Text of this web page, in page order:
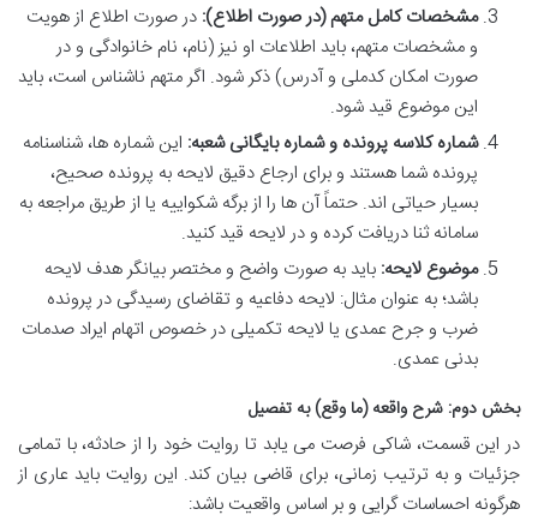
مشخصات کامل متهم (در صورت اطلاع): در صورت اطلاع از هویت
و مشخصات متهم، باید اطلاعات او نیز (نام، نام خانوادگی و در
صورت امکان کدملی و آدرس) ذکر شود. اگر متهم ناشناس است، باید
این موضوع قید شود.
شماره کلاسه پرونده و شماره بایگانی شعبه: این شماره ها، شناسنامه
پرونده شما هستند و برای ارجاع دقیق لایحه به پرونده صحیح،
بسیار حیاتی اند. حتماً آن ها را از برگه شکواییه یا از طریق مراجعه به
سامانه ثنا دریافت کرده و در لایحه قید کنید.
موضوع لایحه: باید به صورت واضح و مختصر بیانگر هدف لایحه
باشد؛ به عنوان مثال: لایحه دفاعیه و تقاضای رسیدگی در پرونده
ضرب و جرح عمدی یا لایحه تکمیلی در خصوص اتهام ایراد صدمات
بدنی عمدی.
بخش دوم: شرح واقعه (ما وقع) به تفصیل
در این قسمت، شاکی فرصت می یابد تا روایت خود را از حادثه، با تمامی
جزئیات و به ترتیب زمانی، برای قاضی بیان کند. این روایت باید عاری از
هرگونه احساسات گرایی و بر اساس واقعیت باشد: